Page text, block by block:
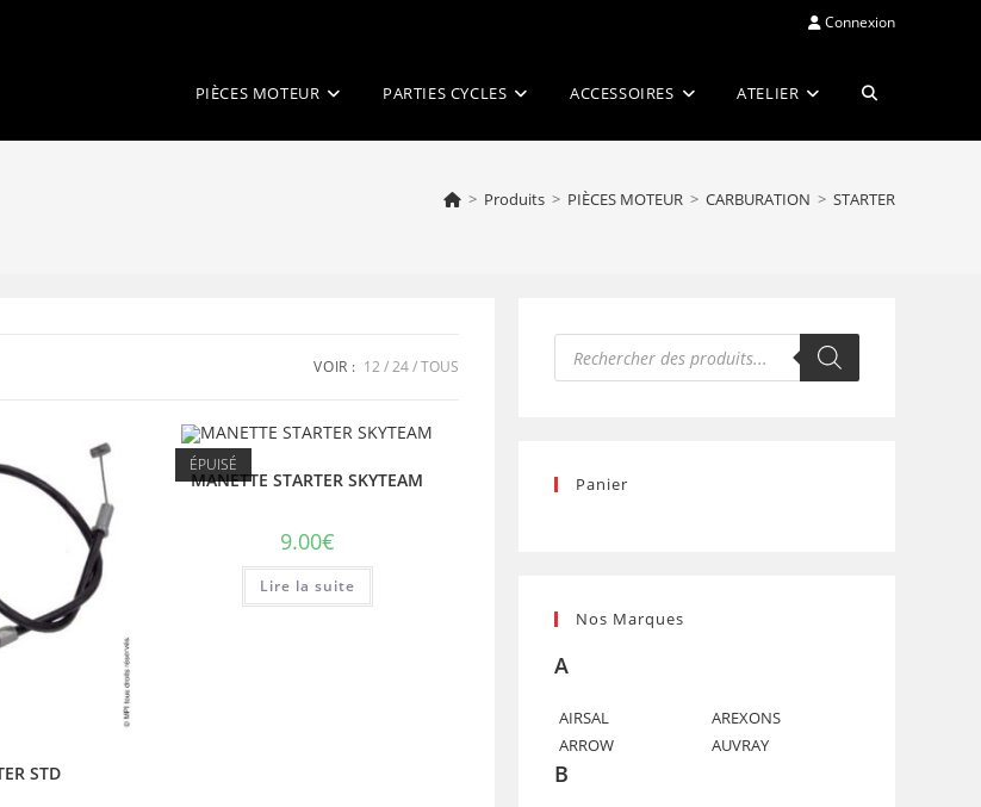
Connexion
PIÈCES MOTEUR PARTIES CYCLES ACCESSOIRES ATELIER Toggle
> Produits > PIÈCES MOTEUR > CARBURATION > STARTER
VOIR : 12 24 TOUS
STD
ÉPUISÉ
MANETTE STARTER SKYTEAM
9.00€
Lire la suite
Recherche
produits
Panier
Nos Marques
A
AIRSAL
AREXONS
ARROW
AUVRAY
B